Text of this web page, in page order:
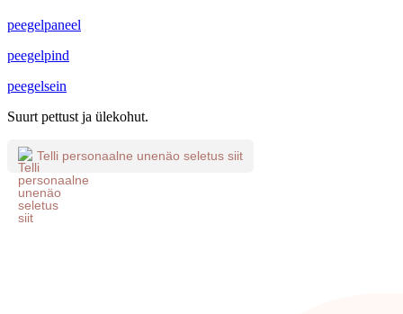
peegelpaneel
peegelpind
peegelsein
Suurt pettust ja ülekohut.
Telli personaalne unenäo seletus siit